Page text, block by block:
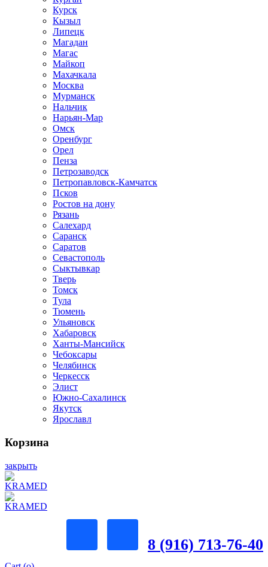
Курск
Кызыл
Липецк
Магадан
Магас
Майкоп
Махачкала
Москва
Мурманск
Нальчик
Нарьян-Мар
Омск
Оренбург
Орел
Пенза
Петрозаводск
Петропавловск-Камчатск
Псков
Ростов на дону
Рязань
Салехард
Саранск
Саратов
Севастополь
Сыктывкар
Тверь
Томск
Тула
Тюмень
Ульяновск
Хабаровск
Ханты-Мансийск
Чебоксары
Челябинск
Черкесск
Элист
Южно-Сахалинск
Якутск
Ярославл
Корзина
закрыть
8 (916) 713-76-40